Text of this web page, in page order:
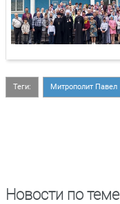
Теги: Митрополит Павел
Новости по теме